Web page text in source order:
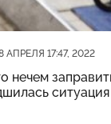
АПРЕЛЯ 17:47, 2022
нечем